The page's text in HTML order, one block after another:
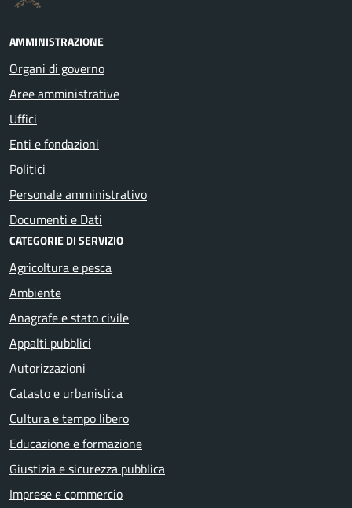
AMMINISTRAZIONE
Organi di governo
Aree amministrative
Uffici
Enti e fondazioni
Politici
Personale amministrativo
Documenti e Dati
CATEGORIE DI SERVIZIO
Agricoltura e pesca
Ambiente
Anagrafe e stato civile
Appalti pubblici
Autorizzazioni
Catasto e urbanistica
Cultura e tempo libero
Educazione e formazione
Giustizia e sicurezza pubblica
Imprese e commercio